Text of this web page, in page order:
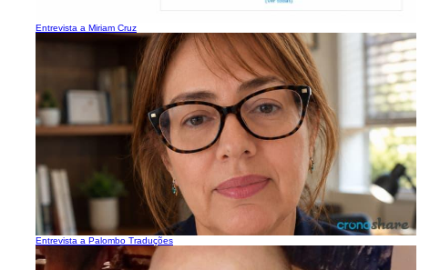
Entrevista a Miriam Cruz
Entrevista a Palombo Traduções